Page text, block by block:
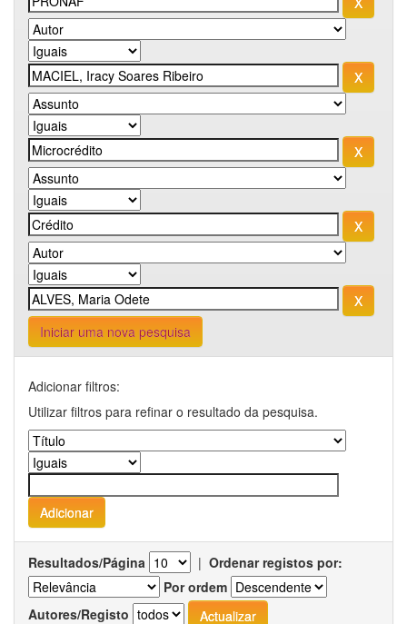
Iniciar uma nova pesquisa
Adicionar filtros:
Utilizar filtros para refinar o resultado da pesquisa.
Resultados/Página | Ordenar registos por:
Por ordem
Autores/Registo